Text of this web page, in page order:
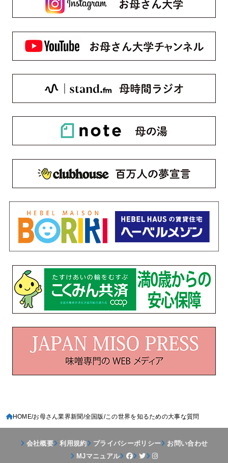
HOME お母さん業界新聞 全国版 この世界を知るための大事な質問
会社概要 利用規約 プライバシーポリシー
お問い合わせ
MJマニュアル